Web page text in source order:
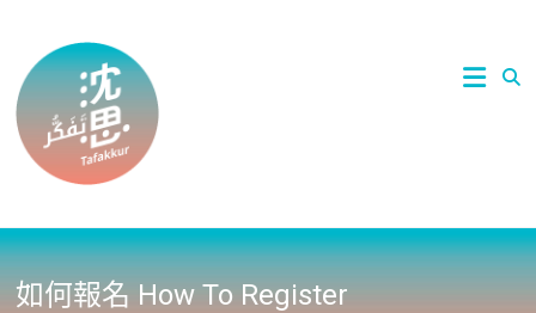
content
沈思 /
Tafakkur
2021國
立陽明
交通大
學文化
研究國
際中心
穆斯林
ICCS-
NYCU
Film
如何報名 How To Register